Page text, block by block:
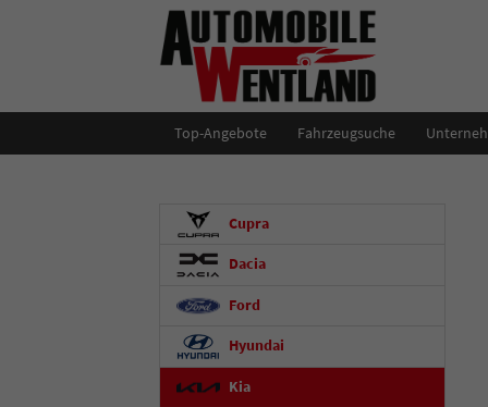
Top-Angebote Fahrzeugsuche
Cupra
Dacia
Ford
Hyundai
Kia